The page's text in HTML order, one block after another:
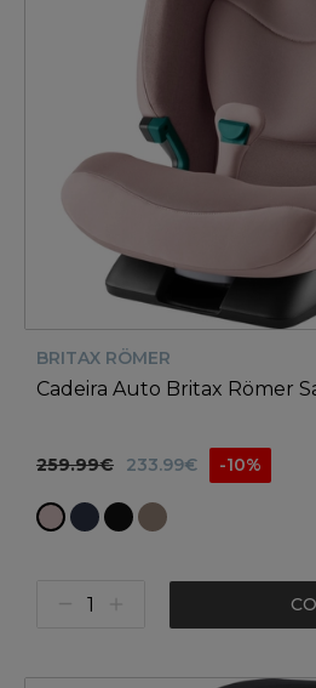
BRITAX RÖMER
Cadeira Auto Britax Römer
259.99€ 233.99€ -10%